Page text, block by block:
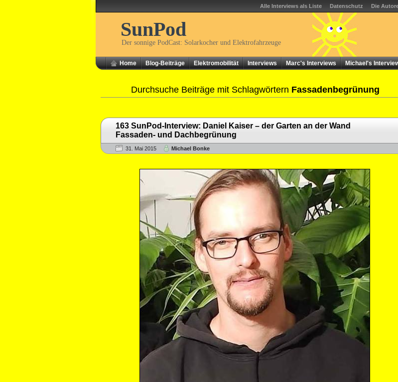
Alle Interviews als Liste Datenschutz Die
SunPod
Der sonnige PodCast: Solarkocher und Elektrofahrzeuge
Home Blog-Beiträge Elektromobilität Interviews Marc's Interviews Michael's
Durchsuche Beiträge mit Schlagwörtern Fassadenbegrünung
163 SunPod-Interview: Daniel Kaiser – der Garten an der Wand
Fassaden- und Dachbegrünung
31. Mai 2015 Michael Bonke